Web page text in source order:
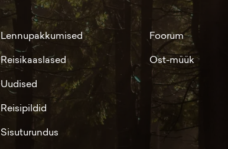
Lennupakkumised
Reisikaaslased
Uudised
Reisipildid
Sisuturundus
Foorum
Ost-müük